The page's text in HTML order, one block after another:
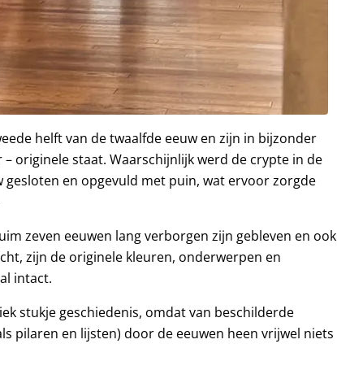
helft van de twaalfde eeuw en zijn in bijzonder
– originele staat. Waarschijnlijk werd de crypte in de
gesloten en opgevuld met puin, wat ervoor zorgde
zeven eeuwen lang verborgen zijn gebleven en ook
zijn de originele kleuren, onderwerpen en
intact.
stukje geschiedenis, omdat van beschilderde
pilaren en lijsten) door de eeuwen heen vrijwel niets